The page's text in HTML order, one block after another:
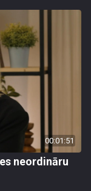
00:01:51
neordināru